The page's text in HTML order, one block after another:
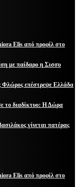
Elis από προφίλ στο
με παίδαρο η Σισσυ
Φλώρος επέστρεψε Ελλάδα
το διαδίκτυο: Η Δώρα
γίνεται πατέρας
Elis από προφίλ στο